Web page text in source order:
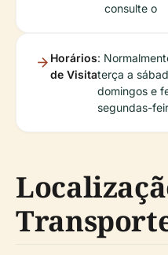
consulte o
Horários
de Visita
:
terça a
domingos e
segundas-